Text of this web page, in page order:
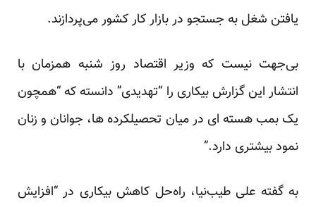
یافتن شغل به جستجو در بازار کار کشور می‌پردازند.
بی‌جهت نیست که وزیر اقتصاد روز شنبه همزمان با
انتشار این گزارش بیکاری را “تهدیدی” دانسته که “همچون
یک بمب هسته ای در میان تحصیلکرده ها، جوانان و زنان
نمود بیشتری دارد.”
به گفته علی طیب‌نیا، راه‌حل کاهش بیکاری در “افزایش